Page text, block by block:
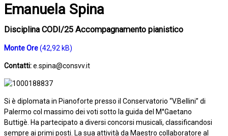
Emanuela Spina
Disciplina CODI/25 Accompagnamento pianistico
Monte Ore
Contatti:e.spina@consvv.it
Si è diplomata in Pianoforte presso il Conservatorio “V.Bellini” di
Palermo col massimo dei voti sotto la guida del M°Gaetano
Buttigè. Ha partecipato a diversi concorsi musicali, classificandosi
sempre ai primi posti. La sua attività da Maestro collaboratore al